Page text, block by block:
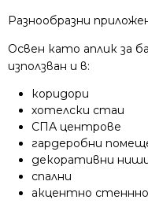
Разнообразни
Освен като аплик за
използван и в:
коридори
хотелски стаи
СПА центрове
гардеробни
декоративни
спални
акцентно